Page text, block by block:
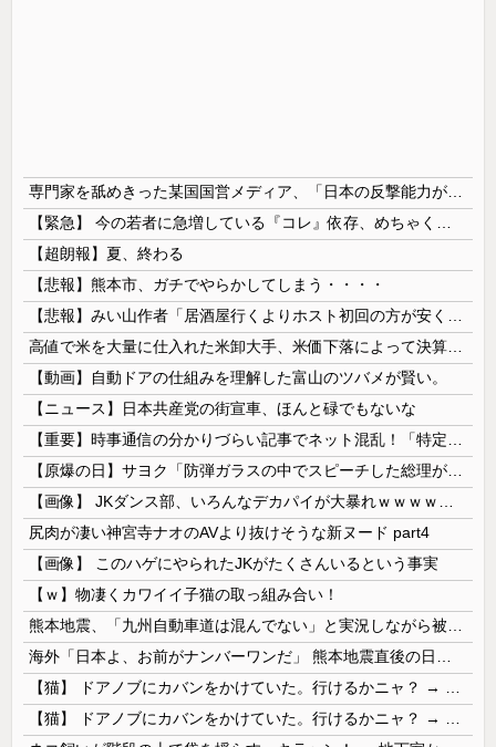
【超朗報】夏、終わる
【悲報】熊本市、ガチでやらかしてしまう・・・・
【動画】自動ドアの仕組みを理解した富山のツバメが賢い。
【ニュース】日本共産党の街宣車、ほんと碌でもないな
尻肉が凄い神宮寺ナオのAVより抜けそうな新ヌード part4
【画像】 このハゲにやられたJKがたくさんいるという事実
【ｗ】物凄くカワイイ子猫の取っ組み合い！